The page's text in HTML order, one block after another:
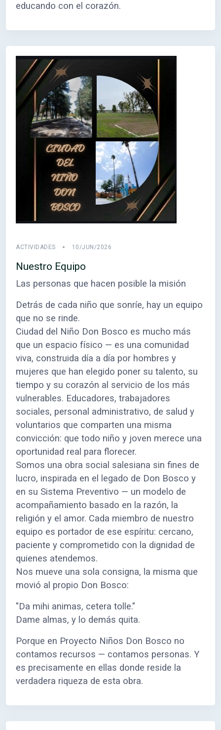
educando con el corazón.
ACTIVIDADES 10/JUN/2026
Nuestro Equipo
Las personas que hacen posible la misión
Detrás de cada niño que sonríe, hay un equipo
que no se rinde.
Ciudad del Niño Don Bosco es mucho más
que un espacio físico — es una comunidad
viva, construida día a día por hombres y
mujeres que han elegido poner su talento, su
tiempo y su corazón al servicio de los más
vulnerables. Educadores, trabajadores
sociales, personal administrativo, de salud y
voluntarios que comparten una misma
convicción: que todo niño y joven merece una
oportunidad real para florecer.
Somos una obra social salesiana sin fines de
lucro, inspirada en el legado de Don Bosco y
en su Sistema Preventivo — un modelo de
acompañamiento basado en la razón, la
religión y el amor. Cada miembro de nuestro
equipo es portador de ese espíritu: cercano,
paciente y comprometido con la dignidad de
quienes atendemos.
Nos mueve una sola consigna, la misma que
movió al propio Don Bosco:
"Da mihi animas, cetera tolle."
Dame almas, y lo demás quita.
Porque en Proyecto Niños Don Bosco no
contamos recursos — contamos personas. Y
es precisamente en ellas donde reside la
verdadera riqueza de esta obra.